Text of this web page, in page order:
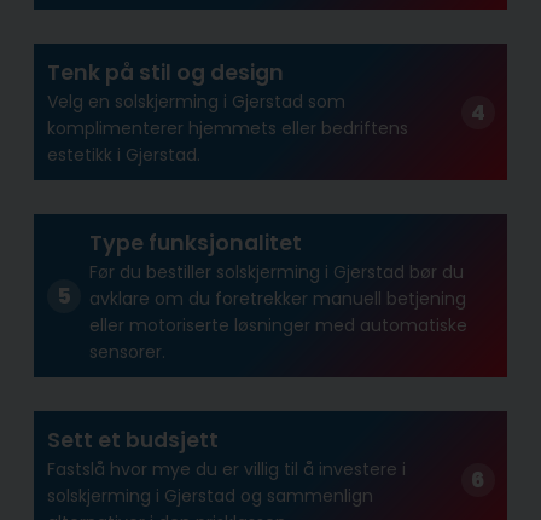
Tenk på stil og design
Velg en solskjerming i Gjerstad som
komplimenterer hjemmets eller bedriftens
estetikk i Gjerstad.
Type funksjonalitet
Før du bestiller solskjerming i Gjerstad bør du
avklare om du foretrekker manuell betjening
eller motoriserte løsninger med automatiske
sensorer.
Sett et budsjett
Fastslå hvor mye du er villig til å investere i
solskjerming i Gjerstad og sammenlign